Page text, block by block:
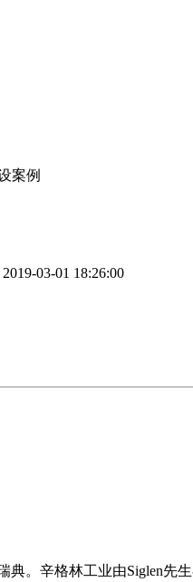
案例
03-01 18:26:00
辛格林工业由Siglen先